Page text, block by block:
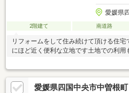
愛媛県
2階建て 南道路
リフォームをして住み続けて頂ける住
にほど近く便利な立地です土地での利用
愛媛県四国中央市中曽根